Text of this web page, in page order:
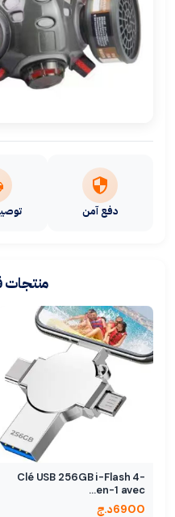
دفع آمن
Clé USB 256GB i-Flash 4-
en-1 avec…
6900د.ج